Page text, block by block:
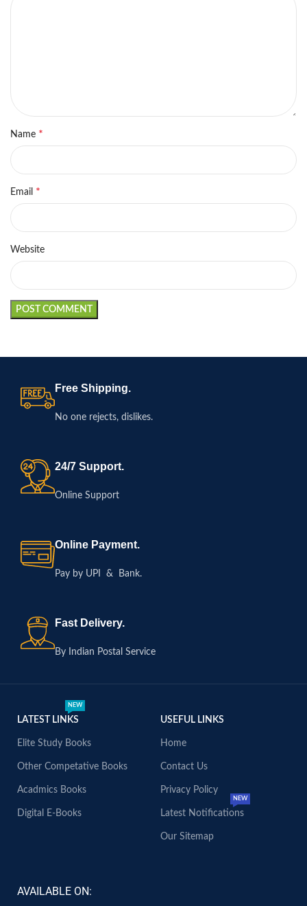
Name *
Email *
Website
Free Shipping.
No one rejects, dislikes.
24/7 Support.
Online Support
Online Payment.
Pay by UPI & Bank.
Fast Delivery.
By Indian Postal Service
LATEST LINKS
NEW
Elite Study Books
Other Competative Books
Acadmics Books
Digital E-Books
USEFUL LINKS
Home
Contact Us
Privacy Policy
Latest Notifications
NEW
Our Sitemap
AVAILABLE ON: